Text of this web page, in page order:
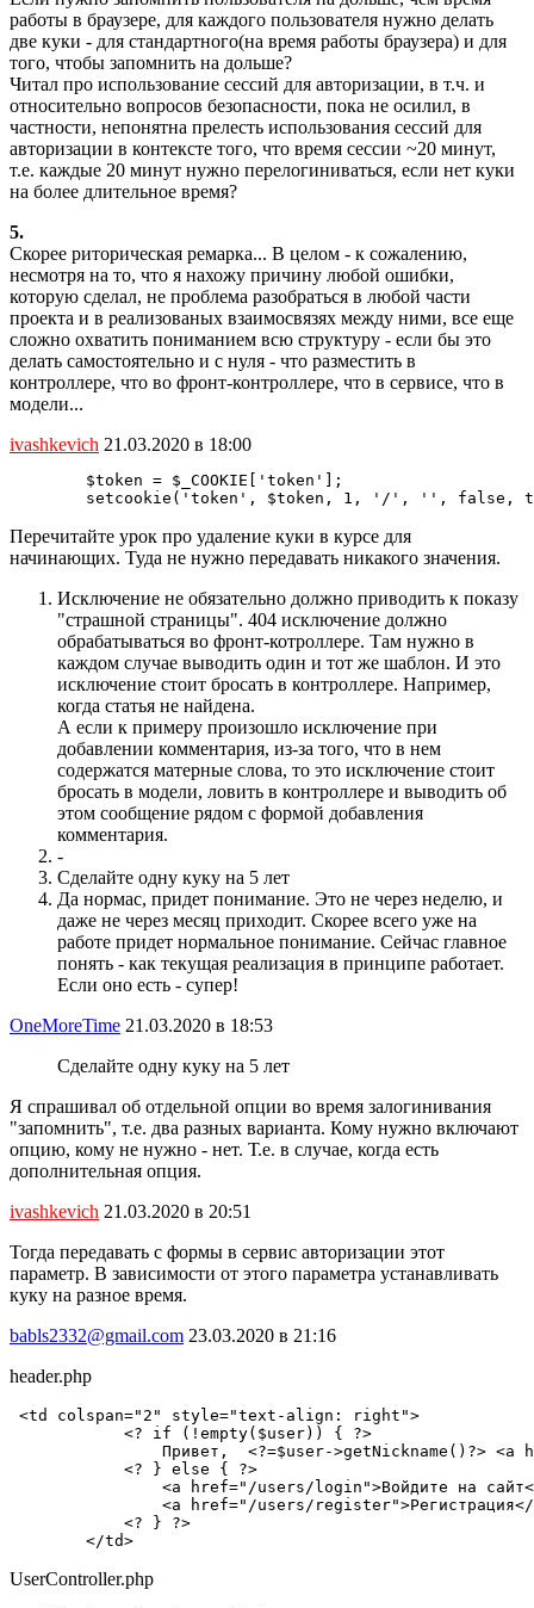
работы в браузере, для каждого пользователя нужно делать
две куки - для стандартного(на время работы браузера) и для
того, чтобы запомнить на дольше?
Читал про использование сессий для авторизации, в т.ч. и
относительно вопросов безопасности, пока не осилил, в
частности, непонятна прелесть использования сессий для
авторизации в контексте того, что время сессии ~20 минут,
т.е. каждые 20 минут нужно перелогиниваться, если нет куки
на более длительное время?
5.
Скорее риторическая ремарка... В целом - к сожалению,
несмотря на то, что я нахожу причину любой ошибки,
которую сделал, не проблема разобраться в любой части
проекта и в реализованых взаимосвязях между ними, все еще
сложно охватить пониманием всю структуру - если бы это
делать самостоятельно и с нуля - что разместить в
контроллере, что во фронт-контроллере, что в сервисе, что в
модели...
ivashkevich 21.03.2020 в 18:00
        $token = $_COOKIE['token'];
setcookie('token', $token, 1, '/', '', false,
Перечитайте урок про удаление куки в курсе для
начинающих. Туда не нужно передавать никакого значения.
Исключение не обязательно должно приводить к показу
"страшной страницы". 404 исключение должно
обрабатываться во фронт-котроллере. Там нужно в
каждом случае выводить один и тот же шаблон. И это
исключение стоит бросать в контроллере. Например,
когда статья не найдена.
А если к примеру произошло исключение при
добавлении комментария, из-за того, что в нем
содержатся матерные слова, то это исключение стоит
бросать в модели, ловить в контроллере и выводить об
этом сообщение рядом с формой добавления
комментария.
-
Сделайте одну куку на 5 лет
Да нормас, придет понимание. Это не через неделю, и
даже не через месяц приходит. Скорее всего уже на
работе придет нормальное понимание. Сейчас главное
понять - как текущая реализация в принципе работает.
Если оно есть - супер!
OneMoreTime 21.03.2020 в 18:53
Сделайте одну куку на 5 лет
Я спрашивал об отдельной опции во время залогинивания
"запомнить", т.е. два разных варианта. Кому нужно включают
опцию, кому не нужно - нет. Т.е. в случае, когда есть
дополнительная опция.
ivashkevich 21.03.2020 в 20:51
Тогда передавать с формы в сервис авторизации этот
параметр. В зависимости от этого параметра устанавливать
куку на разное время.
babls2332@gmail.com 23.03.2020 в 21:16
header.php
<td colspan="2" style="text-align: right">
            <? if (!empty($user)) { ?>
Привет,  <?=$user->getNickname()?> <a
            <? } else { ?>
<a href="/users/login">Войдите на
<a href="/users/
            <? } ?>
        </td>
UserController.php